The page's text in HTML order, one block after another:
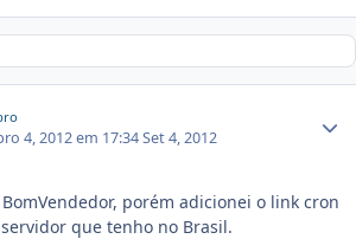
4, 2012 em 17:34Set 4, 2012
porém adicionei o link cron
que tenho no Brasil.